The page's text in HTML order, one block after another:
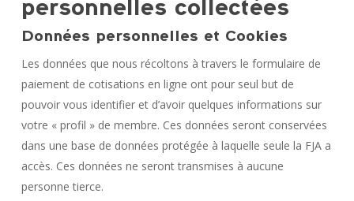
personnelles collectées
Données personnelles et Cookies
Les données que nous récoltons à travers le formulaire de
paiement de cotisations en ligne ont pour seul but de
pouvoir vous identifier et d’avoir quelques informations sur
votre « profil » de membre. Ces données seront conservées
dans une base de données protégée à laquelle seule la FJA a
accès. Ces données ne seront transmises à aucune
personne tierce.